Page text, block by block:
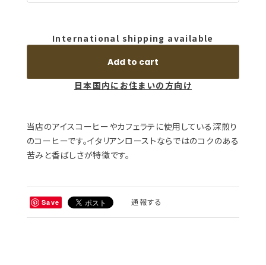
International shipping available
Add to cart
日本国内にお住まいの方向け
当店のアイスコーヒーやカフェラテに使用している深煎り
のコーヒーです。イタリアンローストならではのコクのある
苦みと香ばしさが特徴です。
Save 通報する